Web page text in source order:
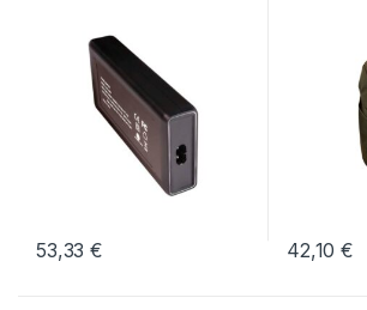
53,33€ 42,10€